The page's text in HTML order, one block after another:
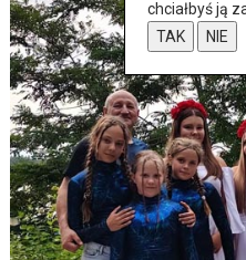
chciałbyś ją
TAK
NIE